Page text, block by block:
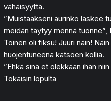
vähäisyyttä.
”Muistaakseni aurinko laskee
meidän täytyy mennä
Toinen oli fiksu! Juuri näin!
huojentuneena katsoen kollia.
”Ehkä sinä et olekkaan ihan
Tokaisin lopulta